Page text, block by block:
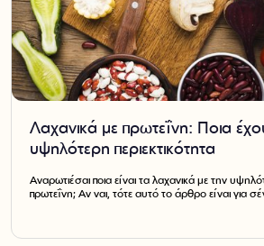
Λαχανικά με πρωτεΐνη: Ποια
υψηλότερη περιεκτικότητα
Αναρωτιέσαι ποια είναι τα λαχανικά με την
πρωτεΐνη; Αν ναι, τότε αυτό το άρθρο είναι για